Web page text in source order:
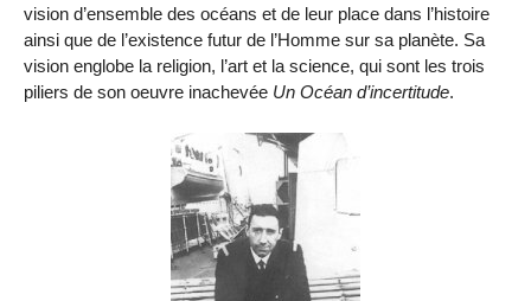
vision d’ensemble des océans et de leur place dans l’histoire
ainsi que de l’existence futur de l’Homme sur sa planète. Sa
vision englobe la religion, l’art et la science, qui sont les trois
piliers de son oeuvre inachevée Un Océan d’incertitude.